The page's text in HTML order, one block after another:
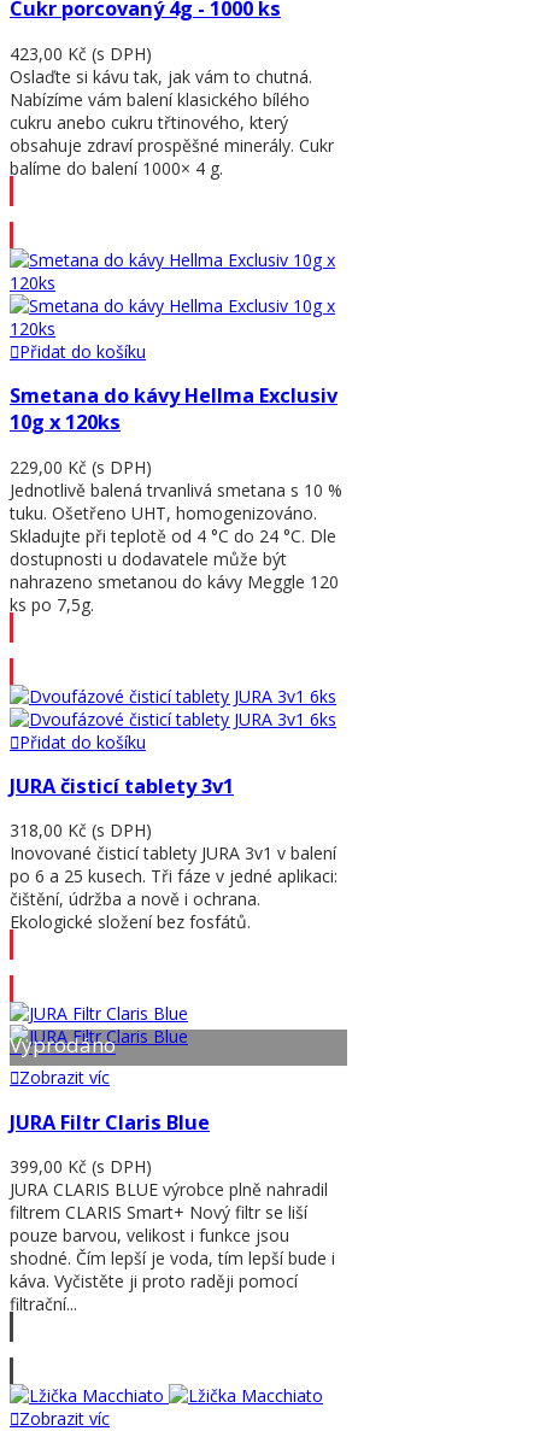
Cukr porcovaný 4g - 1000 ks
423,00 Kč (s DPH)
Oslaďte si kávu tak, jak vám to chutná.
Nabízíme vám balení klasického bílého
cukru anebo cukru třtinového, který
obsahuje zdraví prospěšné minerály. Cukr
balíme do balení 1000× 4 g.
Přidat do košíku
Smetana do kávy Hellma Exclusiv
10g x 120ks
229,00 Kč (s DPH)
Jednotlivě balená trvanlivá smetana s 10 %
tuku. Ošetřeno UHT, homogenizováno.
Skladujte při teplotě od 4 °C do 24 °C. Dle
dostupnosti u dodavatele může být
nahrazeno smetanou do kávy Meggle 120
ks po 7,5g.
Přidat do košíku
JURA čisticí tablety 3v1
318,00 Kč (s DPH)
Inovované čisticí tablety JURA 3v1 v balení
po 6 a 25 kusech. Tři fáze v jedné aplikaci:
čištění, údržba a nově i ochrana.
Ekologické složení bez fosfátů.
Vyprodáno
Zobrazit víc
JURA Filtr Claris Blue
399,00 Kč (s DPH)
JURA CLARIS BLUE výrobce plně nahradil
filtrem CLARIS Smart+ Nový filtr se liší
pouze barvou, velikost i funkce jsou
shodné. Čím lepší je voda, tím lepší bude i
káva. Vyčistěte ji proto raději pomocí
filtrační...
Zobrazit víc